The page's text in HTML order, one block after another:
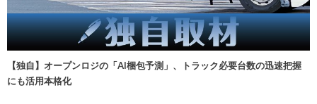
【独自】オープンロジの「AI梱包予測」、トラック必要台数の迅速把握
にも活用本格化